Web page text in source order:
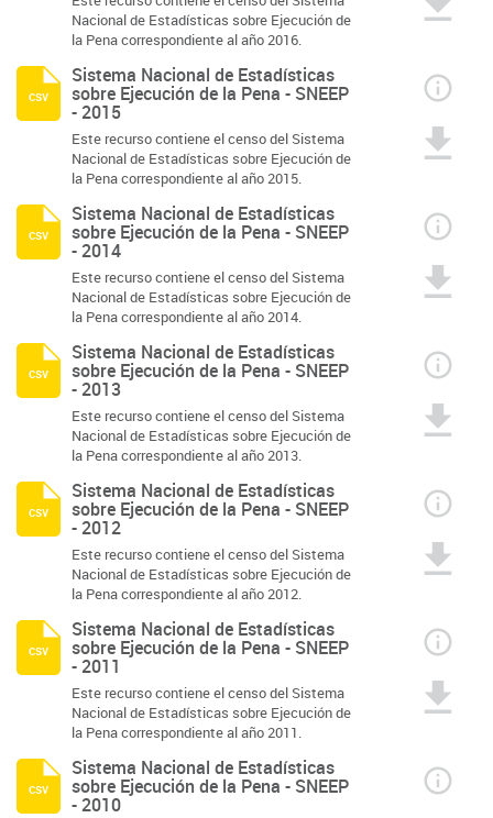
Nacional de Estadísticas sobre Ejecución de
la Pena correspondiente al año 2016.
Sistema Nacional de Estadísticas
sobre Ejecución de la Pena - SNEEP
- 2015
Este recurso contiene el censo del Sistema
Nacional de Estadísticas sobre Ejecución de
la Pena correspondiente al año 2015.
csv
Sistema Nacional de Estadísticas
sobre Ejecución de la Pena - SNEEP
- 2014
Este recurso contiene el censo del Sistema
Nacional de Estadísticas sobre Ejecución de
la Pena correspondiente al año 2014.
csv
Sistema Nacional de Estadísticas
sobre Ejecución de la Pena - SNEEP
- 2013
Este recurso contiene el censo del Sistema
Nacional de Estadísticas sobre Ejecución de
la Pena correspondiente al año 2013.
csv
Sistema Nacional de Estadísticas
sobre Ejecución de la Pena - SNEEP
- 2012
Este recurso contiene el censo del Sistema
Nacional de Estadísticas sobre Ejecución de
la Pena correspondiente al año 2012.
csv
Sistema Nacional de Estadísticas
sobre Ejecución de la Pena - SNEEP
- 2011
Este recurso contiene el censo del Sistema
Nacional de Estadísticas sobre Ejecución de
la Pena correspondiente al año 2011.
csv
Sistema Nacional de Estadísticas
sobre Ejecución de la Pena - SNEEP
- 2010
csv